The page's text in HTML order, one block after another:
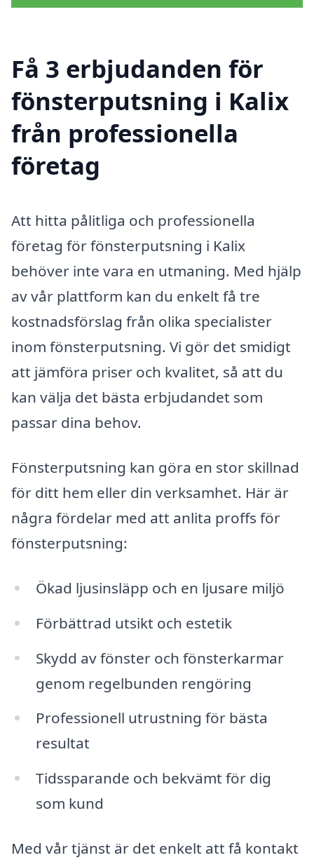
Få 3 erbjudanden för
fönsterputsning i Kalix
från professionella
företag
Att hitta pålitliga och professionella
företag för fönsterputsning i Kalix
behöver inte vara en utmaning. Med hjälp
av vår plattform kan du enkelt få tre
kostnadsförslag från olika specialister
inom fönsterputsning. Vi gör det smidigt
att jämföra priser och kvalitet, så att du
kan välja det bästa erbjudandet som
passar dina behov.
Fönsterputsning kan göra en stor skillnad
för ditt hem eller din verksamhet. Här är
några fördelar med att anlita proffs för
fönsterputsning:
Ökad ljusinsläpp och en ljusare miljö
Förbättrad utsikt och estetik
Skydd av fönster och fönsterkarmar
genom regelbunden rengöring
Professionell utrustning för bästa
resultat
Tidssparande och bekvämt för dig
som kund
Med vår tjänst är det enkelt att få kontakt